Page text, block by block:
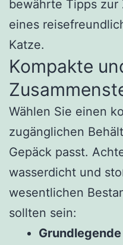
bewährte Tipps zur
eines
Katze.
Kompakte
Wählen Sie einen
zugänglichen
Gepäck passt.
wasserdicht und
wesentlichen
sollten sein: